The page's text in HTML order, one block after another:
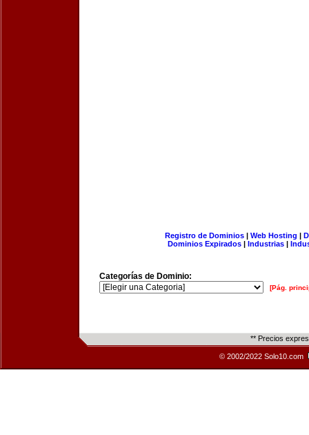
Registro de Dominios| Web Hosting |
Dominios Expirados | Industrias |
Categorías de Dominio:
[Pág.
** Precios
© 2002/2022 Solo10.com